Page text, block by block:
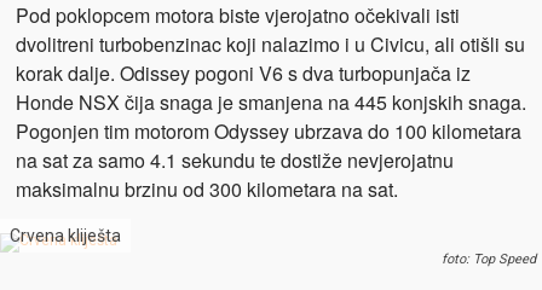
Pod poklopcem motora biste vjerojatno očekivali isti
dvolitreni turbobenzinac koji nalazimo i u Civicu, ali otišli su
korak dalje. Odissey pogoni V6 s dva turbopunjača iz
Honde NSX čija snaga je smanjena na 445 konjskih snaga.
Pogonjen tim motorom Odyssey ubrzava do 100 kilometara
na sat za samo 4.1 sekundu te dostiže nevjerojatnu
maksimalnu brzinu od 300 kilometara na sat.
Crvena kliješta
foto: Top Speed